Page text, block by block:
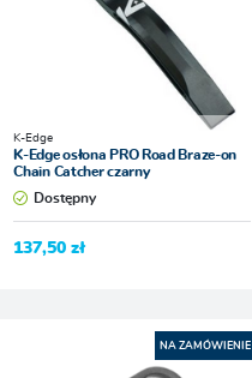
K-Edge
K-Edge osłona PRO Road Braze-on
Chain Catcher czarny
Dostępny
137,50 zł
NA ZAMÓWIENIE